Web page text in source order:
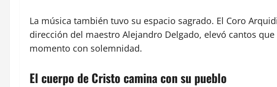
La música también tuvo su espacio sagrado. El Coro
dirección del maestro Alejandro Delgado, elevó cantos
momento con solemnidad.
El cuerpo de Cristo camina con su pueblo